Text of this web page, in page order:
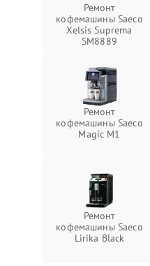
Ремонт
кофемашины Saeco
Xelsis Suprema
SM8889
Ремонт
кофемашины Saeco
Magic M1
Ремонт
кофемашины Saeco
Lirika Black